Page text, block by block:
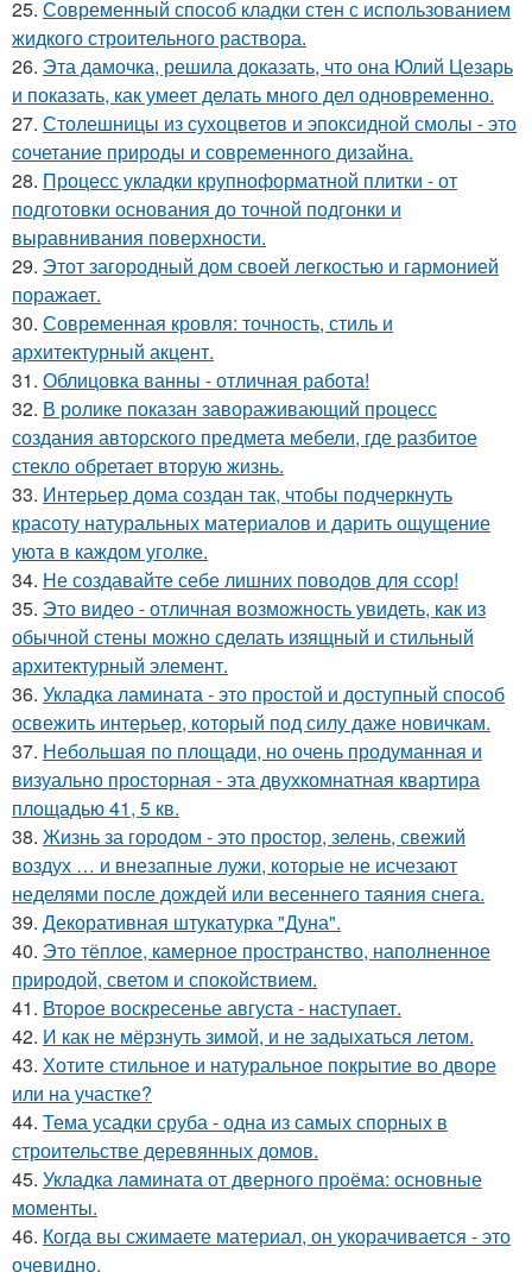
25. Современный способ кладки стен с использованием
жидкого строительного раствора.
26. Эта дамочка, решила доказать, что она Юлий Цезарь
и показать, как умеет делать много дел одновременно.
27. Столешницы из сухоцветов и эпоксидной смолы - это
сочетание природы и современного дизайна.
28. Процесс укладки крупноформатной плитки - от
подготовки основания до точной подгонки и
выравнивания поверхности.
29. Этот загородный дом своей легкостью и гармонией
поражает.
30. Современная кровля: точность, стиль и
архитектурный акцент.
31. Облицовка ванны - отличная работа!
32. В ролике показан завораживающий процесс
создания авторского предмета мебели, где разбитое
стекло обретает вторую жизнь.
33. Интерьер дома создан так, чтобы подчеркнуть
красоту натуральных материалов и дарить ощущение
уюта в каждом уголке.
34. Не создавайте себе лишних поводов для ссор!
35. Это видео - отличная возможность увидеть, как из
обычной стены можно сделать изящный и стильный
архитектурный элемент.
36. Укладка ламината - это простой и доступный способ
освежить интерьер, который под силу даже новичкам.
37. Небольшая по площади, но очень продуманная и
визуально просторная - эта двухкомнатная квартира
площадью 41, 5 кв.
38. Жизнь за городом - это простор, зелень, свежий
воздух … и внезапные лужи, которые не исчезают
неделями после дождей или весеннего таяния снега.
39. Декоративная штукатурка "Дуна".
40. Это тёплое, камерное пространство, наполненное
природой, светом и спокойствием.
41. Второе воскресенье августа - наступает.
42. И как не мёрзнуть зимой, и не задыхаться летом.
43. Хотите стильное и натуральное покрытие во дворе
или на участке?
44. Тема усадки сруба - одна из самых спорных в
строительстве деревянных домов.
45. Укладка ламината от дверного проёма: основные
моменты.
46. Когда вы сжимаете материал, он укорачивается - это
очевидно.